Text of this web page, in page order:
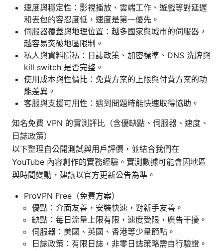
速度與穩定性：影視播放、雲端工作、遊戲等對延遲
和丟包的容忍度低，速度是第一優先。
伺服器覆蓋與地理位置：越多國家與城市的伺服器，
越容易突破地區限制。
私人與資料隱私：日誌政策、加密標準、DNS 洗牌與
kill switch 是否完整。
使用成本與性價比：免費方案的上限與付費方案的功
能差異。
客服與支援可用性：遇到問題時能快速取得協助。
知名免費 VPN 的實測評比（含優缺點、伺服器、速度、
日誌政策）
以下整理自公開測試與用戶評價，並結合我們在
YouTube 內容創作的實務經驗。實測數據可能會因地區
與時間變動，建議以官方更新公告為準。
ProVPN Free（免費方案）
優點：介面友善，安裝快速，對新手友善。
缺點：每日流量上限有限，速度受限，廣告干擾。
伺服器：美國、英國、香港等少量節點。
日誌政策：有限日誌，非零日誌策略需自行驗證。